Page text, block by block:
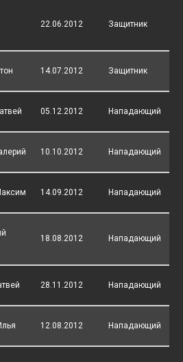
22.06.2012 Защитник
14.07.2012 Защитник
05.12.2012 Нападающий
10.10.2012 Нападающий
14.09.2012 Нападающий
18.08.2012 Нападающий
28.11.2012 Нападающий
12.08.2012 Нападающий